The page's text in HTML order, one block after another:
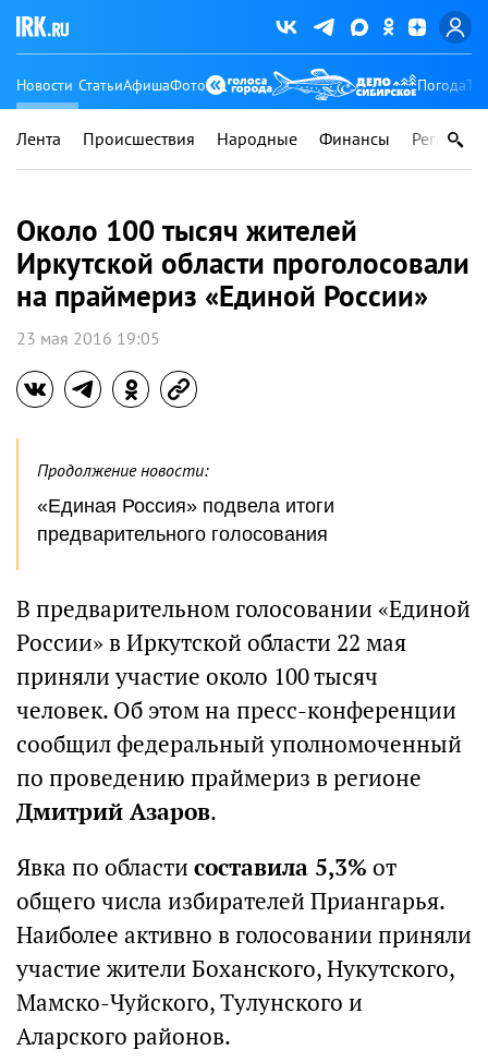
Новости СтатьиАфишаФото Погода
Лента Происшествия Народные Финансы Регионы
Около 100 тысяч жителей
Иркутской области проголосовали
на праймериз «Единой России»
23 мая 2016 19:05
Продолжение новости:
«Единая Россия» подвела итоги
предварительного голосования
В предварительном голосовании «Единой
России» в Иркутской области 22 мая
приняли участие около 100 тысяч
человек. Об этом на пресс-конференции
сообщил федеральный уполномоченный
по проведению праймериз в регионе
Дмитрий Азаров.
Явка по области составила 5,3% от
общего числа избирателей Приангарья.
Наиболее активно в голосовании приняли
участие жители Боханского, Нукутского,
Мамско-Чуйского, Тулунского и
Аларского районов.